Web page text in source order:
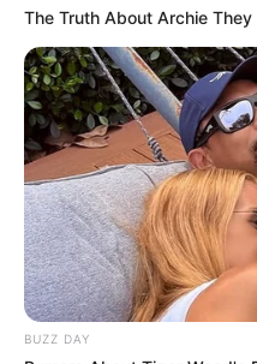
The Truth About Archie
BUZZ DAY